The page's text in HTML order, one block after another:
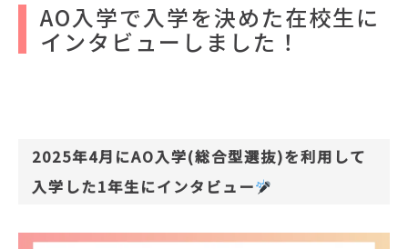
AO入学で入学を決めた在校生に
インタビューしました！
2025年4月にAO入学(総合型選抜)を利用して
入学した1年生にインタビュー